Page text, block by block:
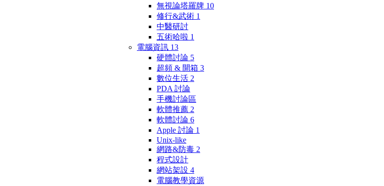
無視論塔羅牌 10
修行&武術 1
中醫研討
五術哈啦 1
電腦資訊 13
硬體討論 5
超頻 & 開箱 3
數位生活 2
PDA 討論
手機討論區
軟體推薦 2
軟體討論 6
Apple 討論 1
Unix-like
網路&防毒 2
程式設計
網站架設 4
電腦教學資源